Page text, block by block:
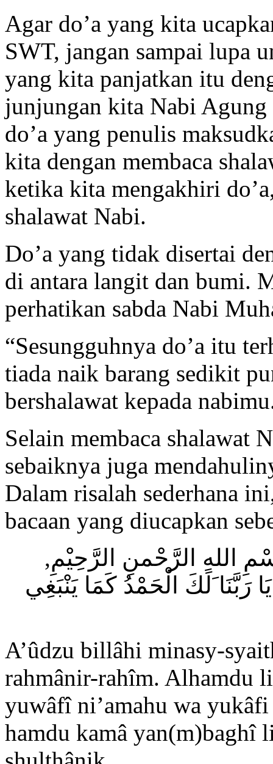
Agar do’a yang kita
SWT, jangan sampai lupa
yang kita panjatkan itu
junjungan kita Nabi
do’a yang penulis
kita dengan membaca
ketika kita mengakhiri
shalawat Nabi.
Do’a yang tidak disertai
di antara langit dan bumi.
perhatikan sabda Nabi
“Sesungguhnya do’a itu
tiada naik barang sedikit
bershalawat kepada
Selain membaca shalawat
sebaiknya juga
Dalam risalah sederhana
bacaan yang diucapkan
اللهِ الرَّحْمنِ الرَّحِيْمِ,
رَبَّنَا َلَكَ الْحَمْدُ كَمَا يَنْبَغِي
A’ûdzu billâhi minasy-
rahmânir-rahîm. Alhamdu
yuwâfî ni’amahu wa
hamdu kamâ yan(m)baghî